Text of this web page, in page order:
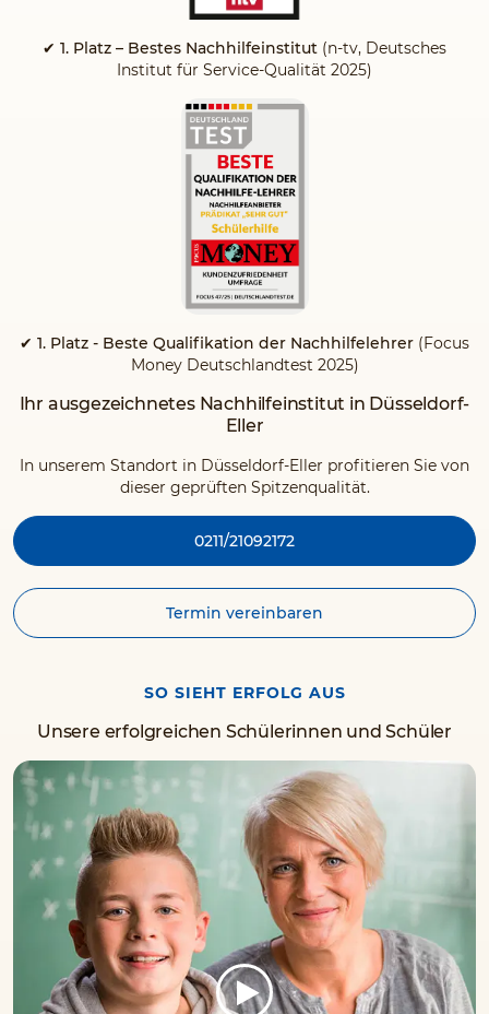
✔ 1. Platz – Bestes Nachhilfeinstitut (n-tv, Deutsches
Institut für Service-Qualität 2025)
✔ 1. Platz - Beste Qualifikation der Nachhilfelehrer (Focus
Money Deutschlandtest 2025)
Ihr ausgezeichnetes Nachhilfeinstitut in Düsseldorf-
Eller
In unserem Standort in Düsseldorf-Eller profitieren Sie von
dieser geprüften Spitzenqualität.
0211/21092172
Termin vereinbaren
SO SIEHT ERFOLG AUS
Unsere erfolgreichen Schülerinnen und Schüler